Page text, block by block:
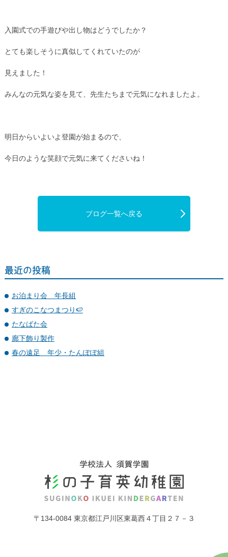
入園式での手遊びや出し物はどうでしたか？
とても楽しそうに真似してくれていたのが
見えました！
みんなの元気な姿を見て、先生たちまで元気になれましたよ。
明日からいよいよ登園が始まるので、
今日のような笑顔で元気に来てくださいね！
ブログ一覧へ戻る
最近の投稿
お泊まり会 年長組
すぎのこなつまつり🍉
たなばた会
廊下飾り製作
春の遠足 年少・たんぽぽ組
〒134-0084 東京都江戸川区東葛西４丁目２７－３